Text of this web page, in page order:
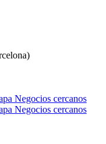
Negocios cercanos
Negocios cercanos